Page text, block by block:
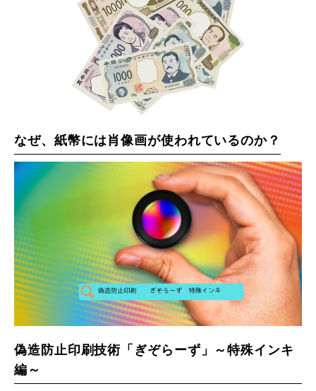
なぜ、紙幣には肖像画が使われているのか？
偽造防止印刷技術「ぎぞらーず」～特殊インキ
編～